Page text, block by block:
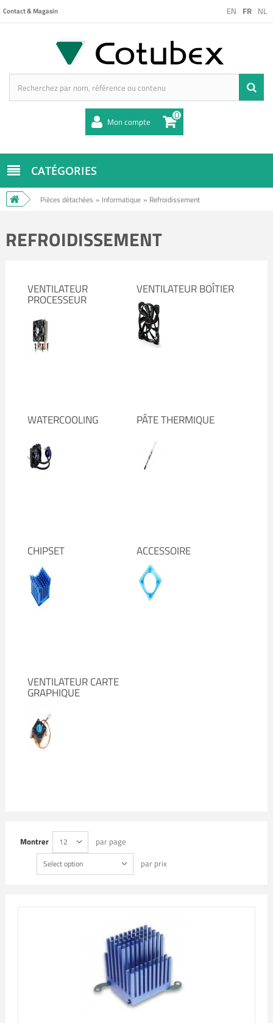
EN FR NL
Contact & Magasin
Mon compte 0
CATÉGORIES
Pièces détachées » Informatique » Refroidissement
REFROIDISSEMENT
VENTILATEUR
PROCESSEUR
VENTILATEUR BOÎTIER
WATERCOOLING PÂTE THERMIQUE
CHIPSET ACCESSOIRE
VENTILATEUR CARTE
GRAPHIQUE
Montrer 12 par page
Select option par prix